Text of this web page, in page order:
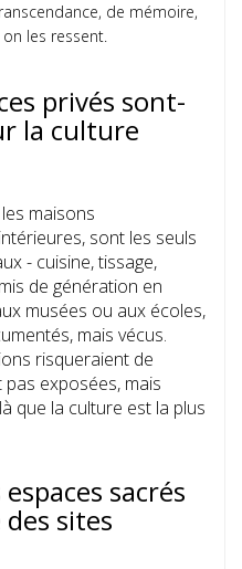
de mémoire,
les ressent.
privés sont-
la culture
maisons
sont les seuls
- cuisine, tissage,
de génération en
musées ou aux écoles,
mais vécus.
risqueraient de
exposées, mais
que la culture est la plus
sacrés
sites